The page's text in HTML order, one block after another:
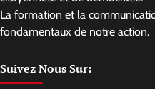
La formation et la
fondamentaux de notre action.
Suivez Nous Sur: